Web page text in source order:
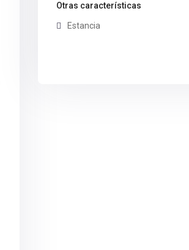
Otras características
Estancia